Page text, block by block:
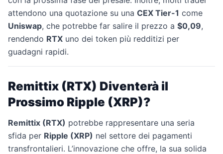
attendono una quotazione su una CEX Tier-1 come
Uniswap, che potrebbe far salire il prezzo a $0,09,
rendendo RTX uno dei token più redditizi per
guadagni rapidi.
Remittix (RTX) Diventerà il
Prossimo Ripple (XRP)?
Remittix (RTX) potrebbe rappresentare una seria
sfida per Ripple (XRP) nel settore dei pagamenti
transfrontalieri. L’innovazione che offre, la sua solida